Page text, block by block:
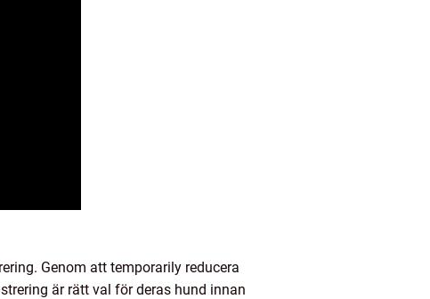
Genom att temporarily reducera
är rätt val för deras hund innan